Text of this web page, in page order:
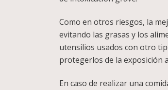
Como en otros riesgos, la
evitando las grasas y los
utensilios usados con otro
protegerlos de la exposición
En caso de realizar una